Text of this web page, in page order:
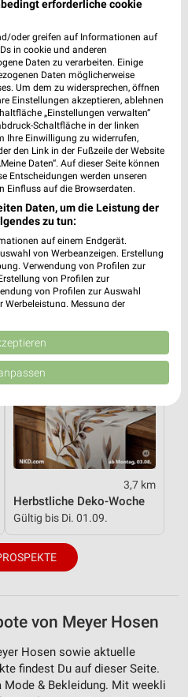
0,7 km
Voilà, c’est moi
Gültig ab Mi. 12.08.
NKD
3,7 km
Herbstliche Deko-Woche
Gültig bis Di. 01.09.
von Meyer Hosen
Hosen sowie aktuelle
findest Du auf dieser Seite.
& Bekleidung. Mit weekli
erforderliche cookie
oder greifen auf Informationen auf
in cookie und anderen
Daten zu verarbeiten. Einige
Daten möglicherweise
Um dem zu widersprechen, öffnen
Einstellungen akzeptieren, ablehnen
„Einstellungen verwalten“
Schaltfläche in der linken
Ihre Einwilligung zu widerrufen,
den Link in der Fußzeile der Website
Daten“. Auf dieser Seite können
Entscheidungen werden unseren
Einfluss auf die Browserdaten.
Daten, um die Leistung der
zu tun:
auf einem Endgerät.
von Werbeanzeigen. Erstellung
Verwendung von Profilen zur
von Profilen zur
von Profilen zur Auswahl
Werbeleistung. Messung der
Quellen. Entwicklung und
reduzierter Daten zur Auswahl
Union weitergegeben und in die
Informationen
Auswahl